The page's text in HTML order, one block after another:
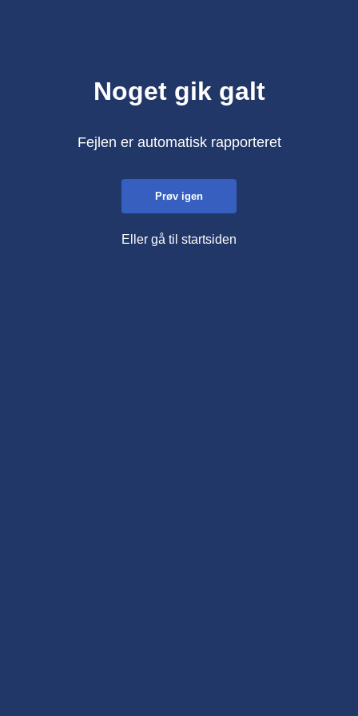
Noget gik galt
Fejlen er automatisk rapporteret
Prøv igen
Eller gå til startsiden